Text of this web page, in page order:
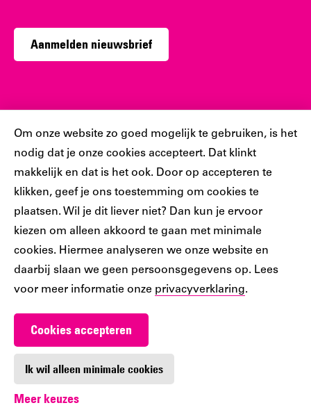
Cookiebar
Om onze website zo goed mogelijk te gebruiken, is het
nodig dat je onze cookies accepteert. Dat klinkt
makkelijk en dat is het ook. Door op accepteren te
klikken, geef je ons toestemming om cookies te
plaatsen. Wil je dit liever niet? Dan kun je ervoor
kiezen om alleen akkoord te gaan met minimale
cookies. Hiermee analyseren we onze website en
daarbij slaan we geen persoonsgegevens op. Lees
voor meer informatie onze privacyverklaring.
Cookies accepteren
Ik wil alleen minimale cookies
Meer keuzes
Aanmelden nieuwsbrief
Sociaal
Volg jij ons al?
Ons
account
Ons
account
Ons
Instagram
account
Ons
account
Ons
account
Werken bij De Nieuwe Bibliotheek
Digitoegankelijkheid